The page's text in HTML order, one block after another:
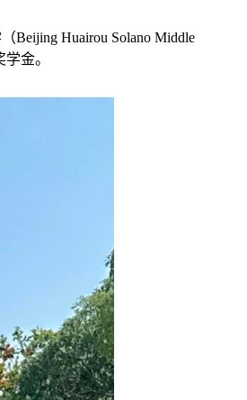
Beijing Huairou Solano Middle
金。